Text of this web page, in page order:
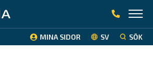
MINA SIDOR SV SÖK